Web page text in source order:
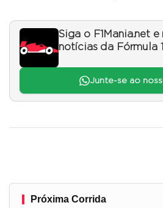
Siga o F1Mania.net
notícias da Fórmula
Junte-se ao
Próxima Corrida